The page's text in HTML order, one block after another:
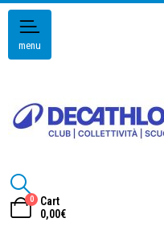
menu
0
Cart
0,00€